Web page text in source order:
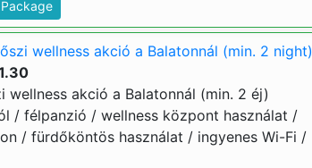
wellness akció a Balatonnál (min. 2 night)
wellness akció a Balatonnál (min. 2 éj)
/ félpanzió / wellness központ használat /
/ fürdőköntös használat / ingyenes Wi-Fi /